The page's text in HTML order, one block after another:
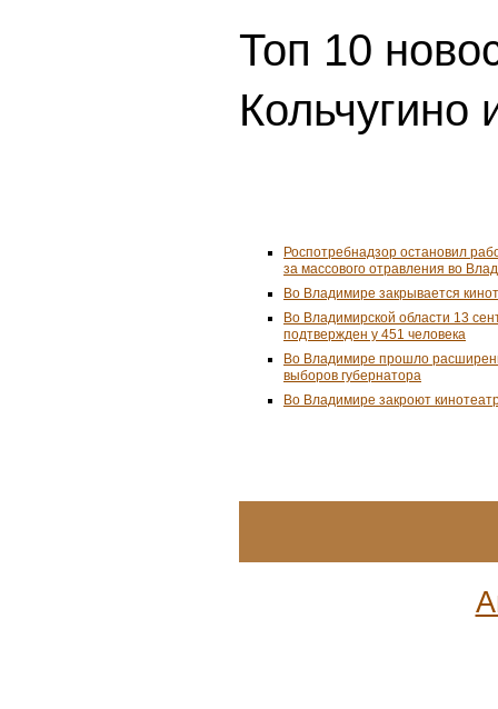
Топ 10
Кольчугино
Роспотребнадзор остановил
за массового отравления во
Во Владимире закрывается
Во Владимирской области 13
подтвержден у 451 человека
Во Владимире прошло
выборов губернатора
Во Владимире закроют